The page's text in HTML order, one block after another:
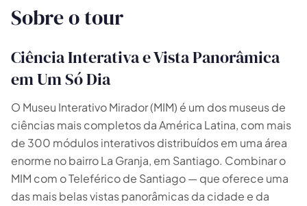
Sobre o tour
Ciência Interativa e Vista Panorâmica
em Um Só Dia
O Museu Interativo Mirador (MIM) é um dos museus de
ciências mais completos da América Latina, com mais
de 300 módulos interativos distribuídos em uma área
enorme no bairro La Granja, em Santiago. Combinar o
MIM com o Teleférico de Santiago — que oferece uma
das mais belas vistas panorâmicas da cidade e da
🗺️
Suas experiências aparecem aqui
Responda as perguntas ao lado para filtrar os
tours e pacotes.